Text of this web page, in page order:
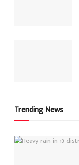
Trending News